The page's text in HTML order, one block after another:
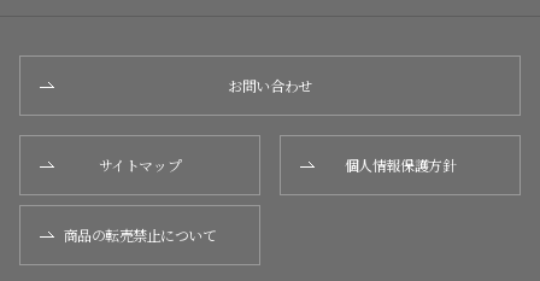
お問い合わせ
サイトマップ 個人情報保護方針
商品の転売禁止について